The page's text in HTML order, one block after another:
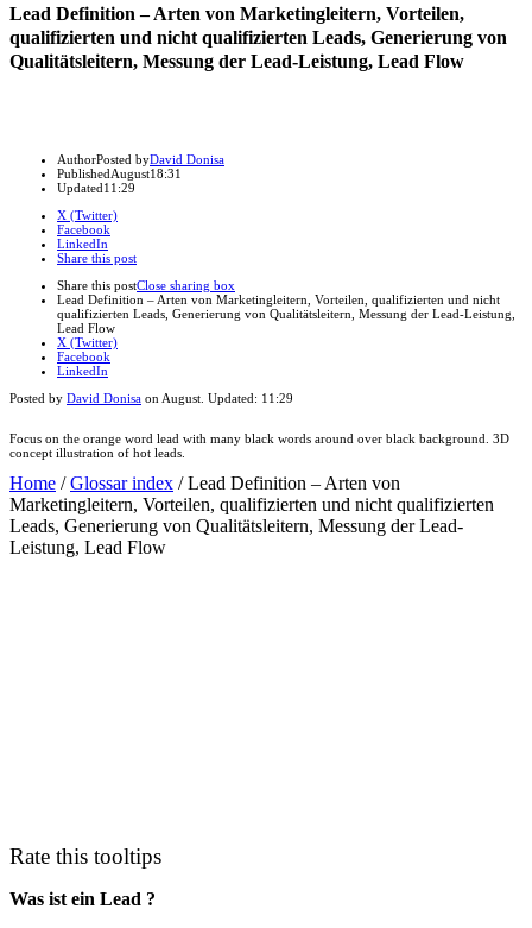
Lead Definition – Arten von Marketingleitern, Vorteilen,
qualifizierten und nicht qualifizierten Leads, Generierung von
Qualitätsleitern, Messung der Lead-Leistung, Lead Flow
AuthorPosted byDavid Donisa
PublishedAugust18:31
Updated11:29
X (Twitter)
Facebook
LinkedIn
Share this post
Share this postClose sharing box
Lead Definition – Arten von Marketingleitern, Vorteilen, qualifizierten und nicht
qualifizierten Leads, Generierung von Qualitätsleitern, Messung der Lead-Leistung,
Lead Flow
X (Twitter)
Facebook
LinkedIn
Posted by David Donisa on August . Updated: 11:29
Focus on the orange word lead with many black words around over black background. 3D
concept illustration of hot leads.
Home /Glossar index /Lead Definition – Arten von
Marketingleitern, Vorteilen, qualifizierten und nicht qualifizierten
Leads, Generierung von Qualitätsleitern, Messung der Lead-
Leistung, Lead Flow
Rate this tooltips
Was ist ein Lead ?